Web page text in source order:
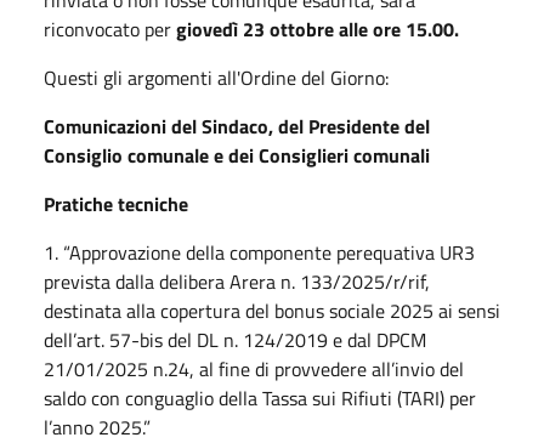
riconvocato pergiovedì 23 ottobre alle ore 15.00.
Questi gli argomenti all'Ordine del Giorno:
Comunicazioni del Sindaco, del Presidente del
Consiglio comunale e dei Consiglieri comunali
Pratiche tecniche
1. “Approvazione della componente perequativa UR3
prevista dalla delibera Arera n. 133/2025/r/rif,
destinata alla copertura del bonus sociale 2025 ai sensi
dell’art. 57-bis del DL n. 124/2019 e dal DPCM
21/01/2025 n.24, al fine di provvedere all’invio del
saldo con conguaglio della Tassa sui Rifiuti (TARI) per
l’anno 2025.”